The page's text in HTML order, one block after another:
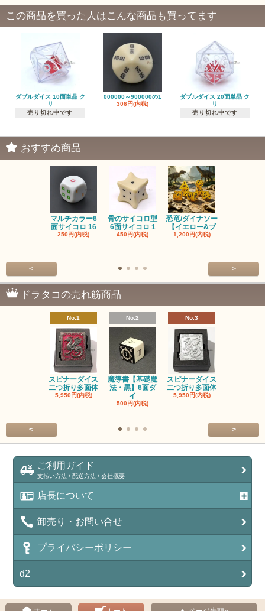
この商品を買った人はこんな商品も買ってます
ダブルダイス 10面単品 ク
リ
売り切れ中です
000000～900000の1
306円(内税)
ダブルダイス 20面単品 ク
リ
売り切れ中です
おすすめ商品
マルチカラー6
面サイコロ 16
250円(内税)
骨のサイコロ型
6面サイコロ 1
450円(内税)
恐竜/ダイナソー
【イエロー&ブ
1,200円(内税)
< >
ドラタコの売れ筋商品
No.1
スピナーダイス
二つ折り多面体
5,950円(内税)
No.2
魔導書【基礎魔
法・黒】6面ダ
イ
500円(内税)
No.3
スピナーダイス
二つ折り多面体
5,950円(内税)
< >
ご利用ガイド
支払い方法 / 配送方法 / 会社概要
店長について
卸売り・お問い合せ
プライバシーポリシー
d2